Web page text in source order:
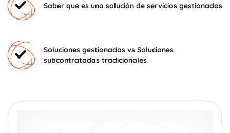
Saber que es una solución de servicios gestionados
Soluciones gestionadas vs Soluciones
subcontratadas tradicionales